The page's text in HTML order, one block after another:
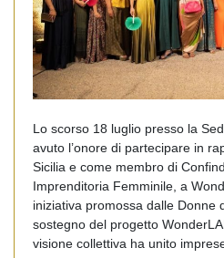
Lo scorso 18 luglio presso la
avuto l’onore di partecipare in
Sicilia e come membro di
Imprenditoria Femminile, a
iniziativa promossa dalle Donne
sostegno del progetto
visione collettiva ha unito